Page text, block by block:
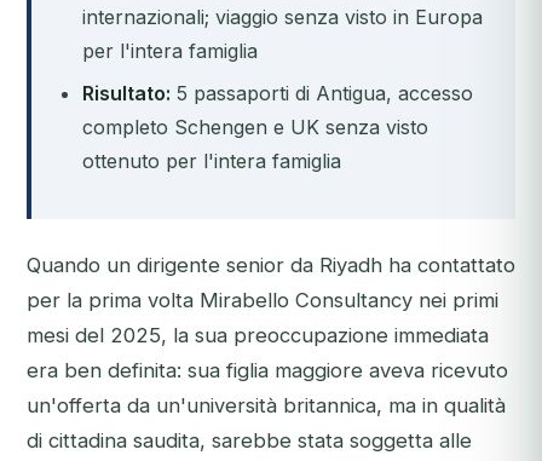
internazionali; viaggio senza visto in Europa
per l'intera famiglia
Risultato: 5 passaporti di Antigua, accesso
completo Schengen e UK senza visto
ottenuto per l'intera famiglia
Quando un dirigente senior da Riyadh ha contattato
per la prima volta Mirabello Consultancy nei primi
mesi del 2025, la sua preoccupazione immediata
era ben definita: sua figlia maggiore aveva ricevuto
un'offerta da un'università britannica, ma in qualità
di cittadina saudita, sarebbe stata soggetta alle